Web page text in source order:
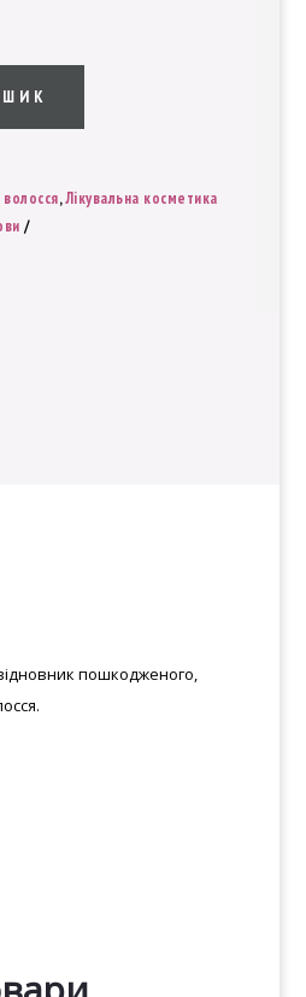
,Лікувальна косметика
пошкодженого,